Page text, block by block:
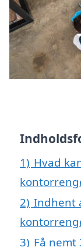
1) Hvad
2) Indhent
3) Få